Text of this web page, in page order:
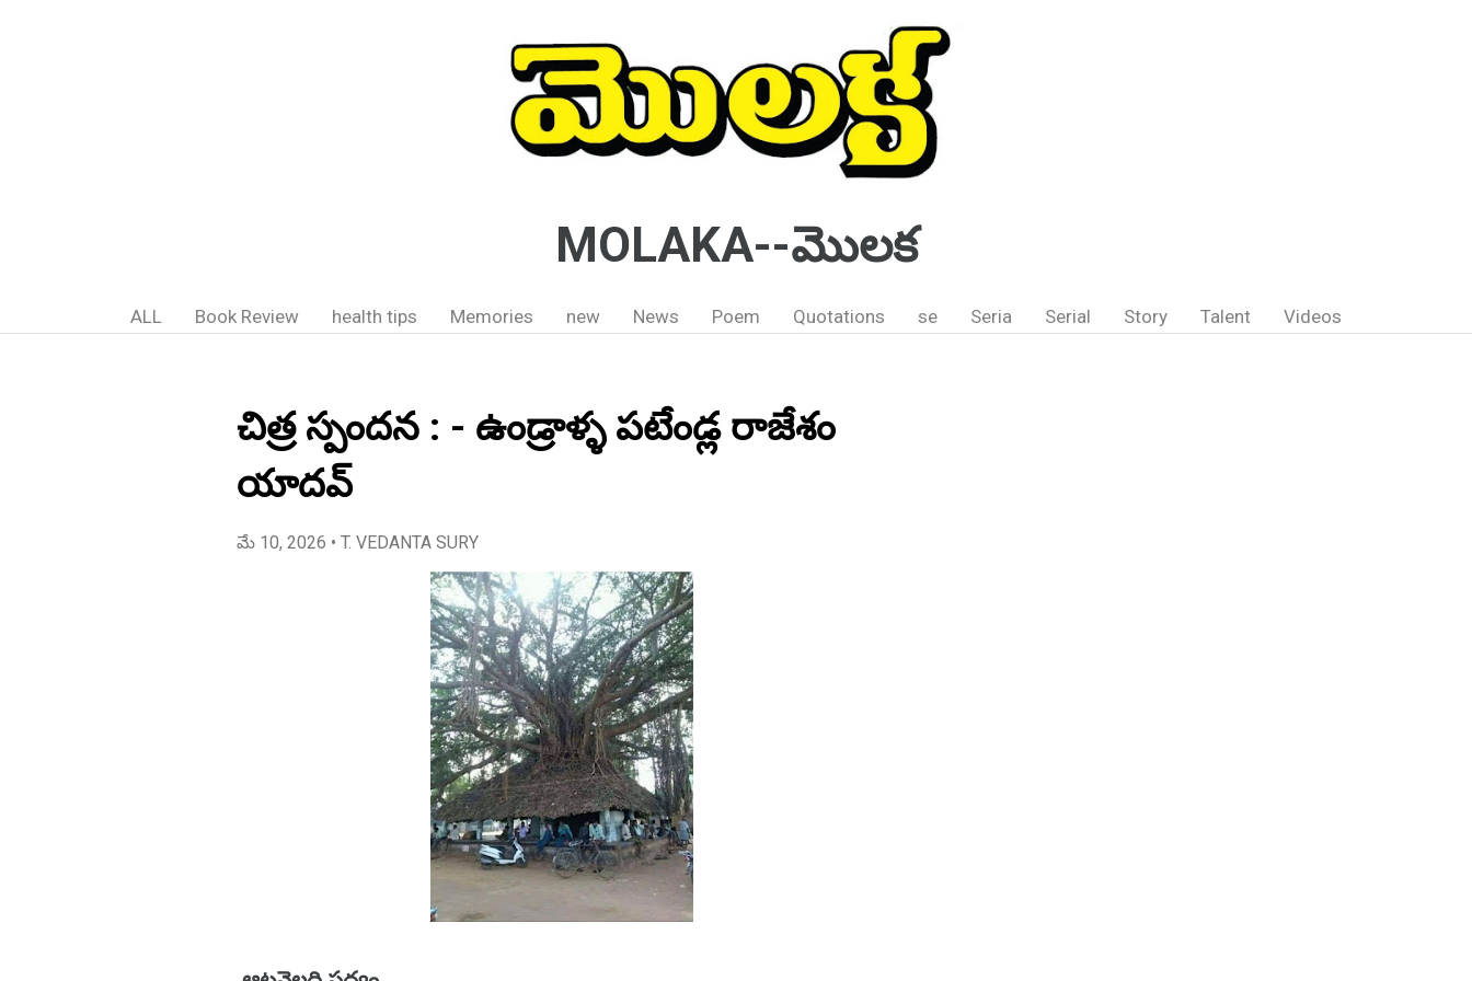
MOLAKA--మొలక
ALL Book Review health tips Memories new News Poem Quotations se Seria Serial Story Talent Videos
చిత్ర స్పందన : - ఉండ్రాళ్ళ పటేండ్ల రాజేశం
యాదవ్
మే 10, 2026 • T. VEDANTA SURY